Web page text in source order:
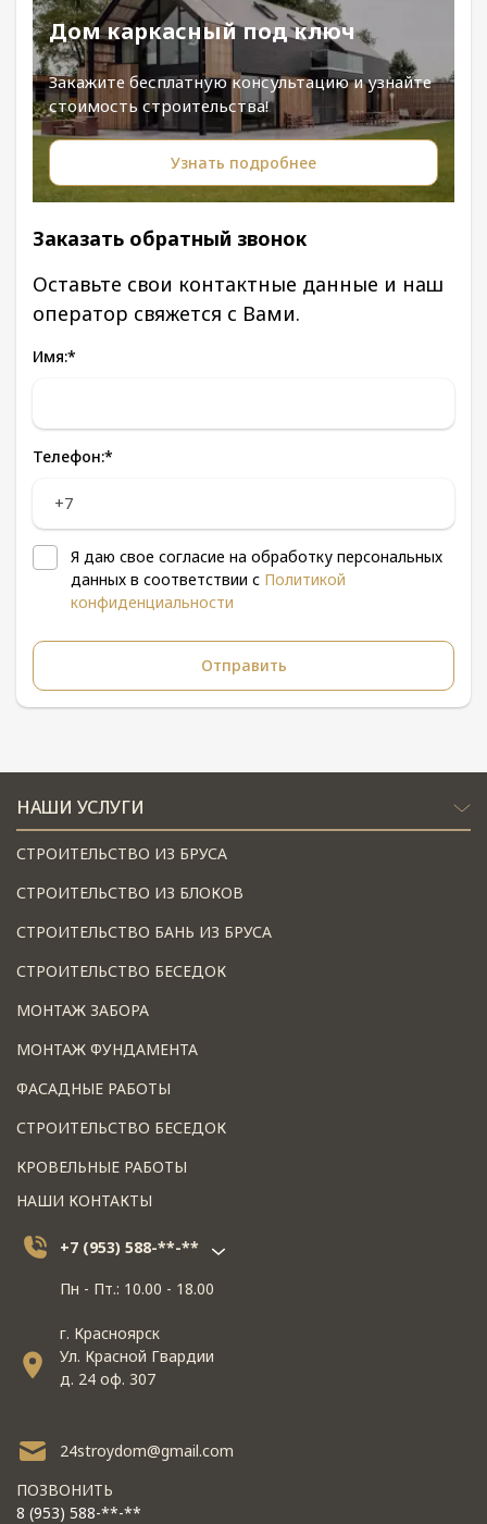
Дом каркасный под ключ
Закажите бесплатную консультацию и узнайте
стоимость строительства!
Узнать подробнее
Заказать обратный звонок
Оставьте свои контактные данные и наш
оператор свяжется с Вами.
Имя:*
Телефон:*
Я даю свое согласие на обработку персональных
данных в соответствии с Политикой
конфиденциальности
НАШИ УСЛУГИ
СТРОИТЕЛЬСТВО ИЗ БРУСА
СТРОИТЕЛЬСТВО ИЗ БЛОКОВ
СТРОИТЕЛЬСТВО БАНЬ ИЗ БРУСА
СТРОИТЕЛЬСТВО БЕСЕДОК
МОНТАЖ ЗАБОРА
МОНТАЖ ФУНДАМЕНТА
ФАСАДНЫЕ РАБОТЫ
СТРОИТЕЛЬСТВО БЕСЕДОК
КРОВЕЛЬНЫЕ РАБОТЫ
НАШИ КОНТАКТЫ
+7 (953) 588-**-**
Пн - Пт.: 10.00 - 18.00
г. Красноярск
Ул. Красной Гвардии
д. 24 оф. 307
24stroydom@gmail.com
ПОЗВОНИТЬ
8 (953) 588-**-**